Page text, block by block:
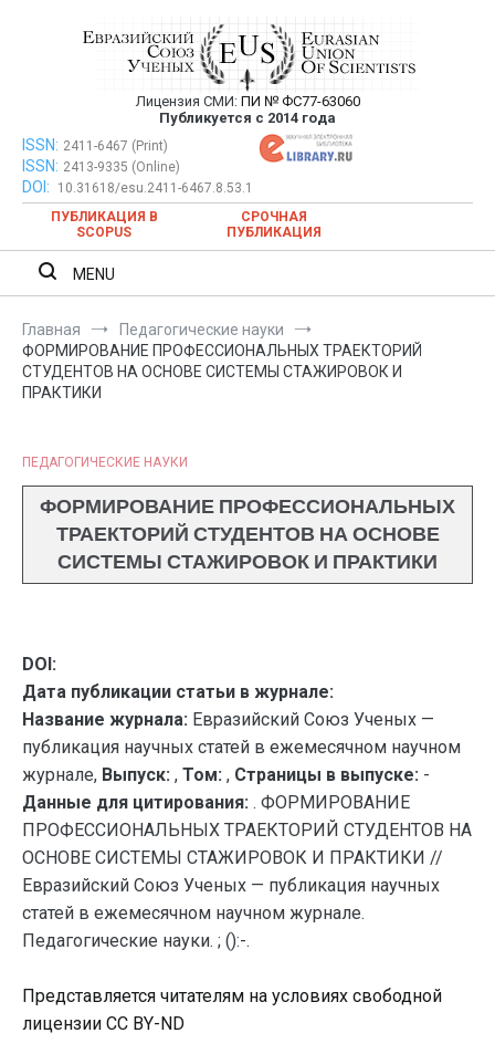
Евразийский Союз Ученых —
публикация научных статей в
ежемесячном научном журнале
Лицензия СМИ: ПИ № ФС77-63060
Публикуется с 2014 года
Евразийский Союз Ученых — публикация научных статей в
ежемесячном научном журнале
ISSN: 2411-6467 (Print)
ISSN: 2413-9335 (Online)
DOI:
10.31618/esu.2411-6467.8.53.1
ПУБЛИКАЦИЯ В
SCOPUS
СРОЧНАЯ
ПУБЛИКАЦИЯ
MENU
Главная
Педагогические науки
ФОРМИРОВАНИЕ ПРОФЕССИОНАЛЬНЫХ ТРАЕКТОРИЙ
СТУДЕНТОВ НА ОСНОВЕ СИСТЕМЫ СТАЖИРОВОК И
ПРАКТИКИ
ПЕДАГОГИЧЕСКИЕ НАУКИ
ФОРМИРОВАНИЕ ПРОФЕССИОНАЛЬНЫХ
ТРАЕКТОРИЙ СТУДЕНТОВ НА ОСНОВЕ
СИСТЕМЫ СТАЖИРОВОК И ПРАКТИКИ
DOI:
Дата публикации статьи в журнале:
Название журнала: Евразийский Союз Ученых —
публикация научных статей в ежемесячном научном
журнале, Выпуск: , Том: , Страницы в выпуске: -
Данные для цитирования: . ФОРМИРОВАНИЕ
ПРОФЕССИОНАЛЬНЫХ ТРАЕКТОРИЙ СТУДЕНТОВ НА
ОСНОВЕ СИСТЕМЫ СТАЖИРОВОК И ПРАКТИКИ //
Евразийский Союз Ученых — публикация научных
статей в ежемесячном научном журнале.
Педагогические науки. ; ():-.
Представляется читателям на условиях свободной
лицензии CC BY-ND